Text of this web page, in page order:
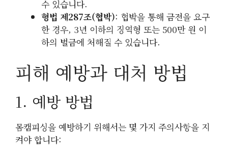
수 있습니다.
형법 제287조(협박): 협박을 통해 금전을 요구
한 경우, 3년 이하의 징역형 또는 500만 원 이
하의 벌금에 처해질 수 있습니다.
피해 예방과 대처 방법
1. 예방 방법
몸캠피싱을 예방하기 위해서는 몇 가지 주의사항을 지
켜야 합니다: